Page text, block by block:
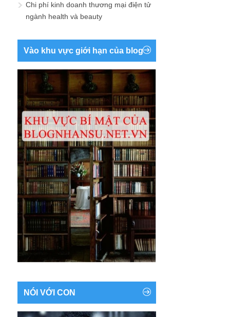
Chi phí kinh doanh thương mại điện tử
ngành health và beauty
Vào khu vực giới hạn của blog
NÓI VỚI CON